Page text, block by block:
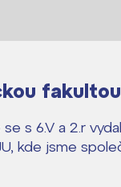
s 6.V a 2.r
kde jsme